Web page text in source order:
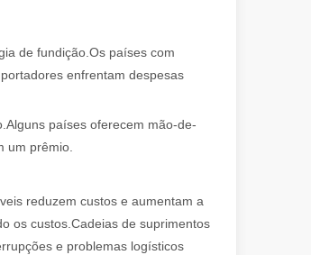
com alta precisão e eficiência. Esta
de fundição.Os países com
enfrentam despesas
países oferecem mão-de-
um prêmio.
​​reduzem custos e aumentam a
os custos.Cadeias de suprimentos
e problemas logísticos